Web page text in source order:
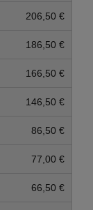
206,50 €
186,50 €
166,50 €
146,50 €
86,50 €
77,00 €
66,50 €